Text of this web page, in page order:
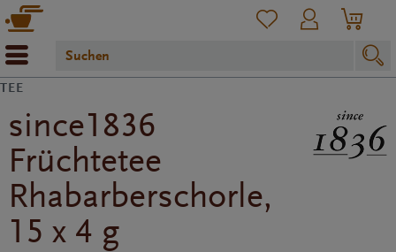
TEE
since1836
Früchtetee
Rhabarberschorle,
15 x 4 g